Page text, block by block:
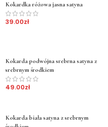
Kokardka różowa jasna satyna
39.00zł
Kokarda podwójna srebrna satyna z
srebrnym środkiem
49.00zł
Kokarda biała satyna z srebrnym